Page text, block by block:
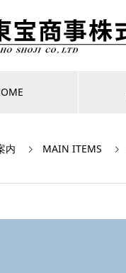
内 MAIN ITEMS